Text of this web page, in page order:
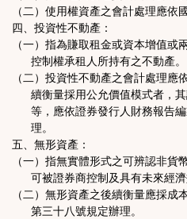
（二）使用權資產之會計處理應
四、投資性不動產：
（一）指為賺取租金或資本增值
控制權承租人所持有之不動產。
（二）投資性不動產之會計處理
續衡量採用公允價值模式者，其
等，應依證券發行人財務報告編
理。
五、無形資產：
（一）指無實體形式之可辨認非
可被證券商控制及具有未來經濟
（二）無形資產之後續衡量應採
第三十八號規定辦理。